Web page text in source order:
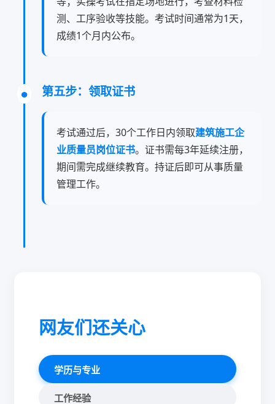
测、工序验收等技能。考试时间通常为1天，
成绩1个月内公布。
第五步：领取证书
考试通过后，30个工作日内领取建筑施工企
业质量员岗位证书。证书需每3年延续注册，
期间需完成继续教育。持证后即可从事质量
管理工作。
网友们还关心
学历与专业
工作经验